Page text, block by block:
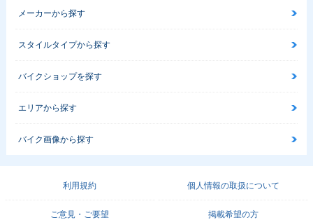
メーカーから探す
スタイルタイプから探す
バイクショップを探す
エリアから探す
バイク画像から探す
利用規約 個人情報の取扱について
ご意見・ご要望 掲載希望の方